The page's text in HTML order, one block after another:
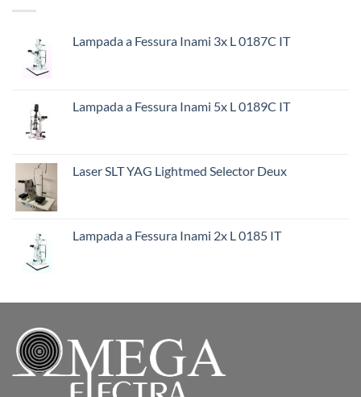
Lampada a Fessura Inami 3x L 0187C IT
Lampada a Fessura Inami 5x L 0189C IT
Laser SLT YAG Lightmed Selector Deux
Lampada a Fessura Inami 2x L 0185 IT